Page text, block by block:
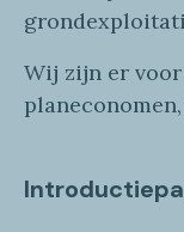
Wij zijn er voor